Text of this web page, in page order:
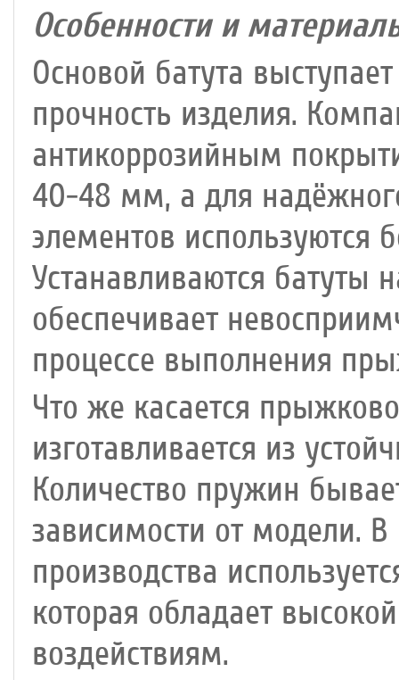
Особенности и
Основой батута
прочность изделия.
антикоррозийным
40-48 мм, а для
элементов используются
Устанавливаются батуты
обеспечивает
процессе выполнения
Что же касается
изготавливается из
Количество пружин
зависимости от модели. В
производства
которая обладает
воздействиям.